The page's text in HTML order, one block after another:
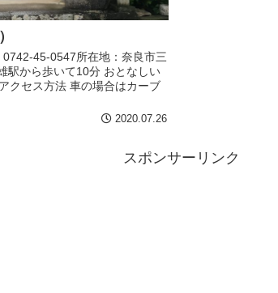
45-0547所在地：奈良市三
駅から歩いて10分 おとなしい
セス方法 車の場合はカーブ
2020.07.26
スポンサーリンク